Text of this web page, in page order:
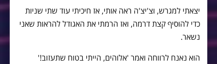
יצאתי למגרש, וצ'יצ'ה ראה אותי, אז חיכיתי עוד שתי שניות
כדי להוסיף קצת דרמה, ואז הרמתי את האגודל להראות שאני
נשאר.
הוא נאנח לרווחה ואמר 'אלוהים, הייתי בטוח שתעזוב!'